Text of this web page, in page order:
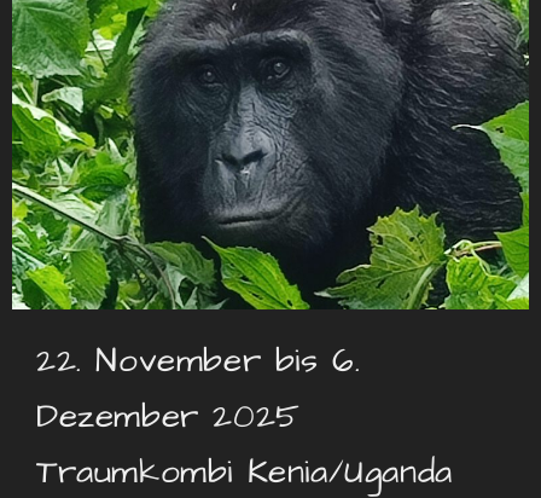
22. November bis 6.
Dezember 2025
Traumkombi Kenia/Uganda